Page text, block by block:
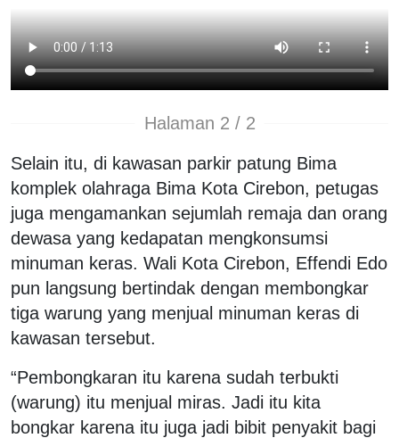
Halaman 2 / 2
Selain itu, di kawasan parkir patung Bima
komplek olahraga Bima Kota Cirebon, petugas
juga mengamankan sejumlah remaja dan orang
dewasa yang kedapatan mengkonsumsi
minuman keras. Wali Kota Cirebon, Effendi Edo
pun langsung bertindak dengan membongkar
tiga warung yang menjual minuman keras di
kawasan tersebut.
“Pembongkaran itu karena sudah terbukti
(warung) itu menjual miras. Jadi itu kita
bongkar karena itu juga jadi bibit penyakit bagi